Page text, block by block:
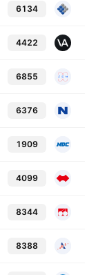
6134
4422
6855
6376
1909
4099
8344
8388